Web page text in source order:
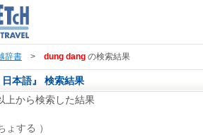
辞書 > dung dang の検索結果
本語』 検索結果
上から検索した結果
ょする ）